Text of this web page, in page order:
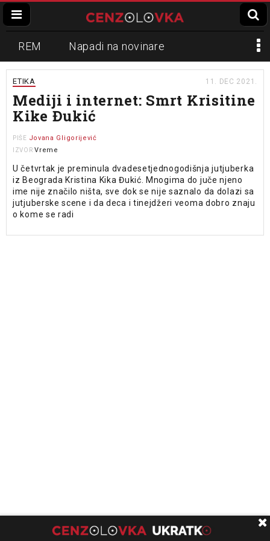
REM Napadi na novinare
Zvučni top
Propaganda Lokalni mediji
Informer Slavko Ćuruvija
ETIKA 11. DEC 2021.
Mediji i internet: Smrt Krisitine
Kike Đukić
PIŠE Jovana Gligorijević
IZVOR Vreme
U četvrtak je preminula dvadesetjednogodišnja jutjuberka
iz Beograda Kristina Kika Đukić. Mnogima do juče njeno
ime nije značilo ništa, sve dok se nije saznalo da dolazi sa
jutjuberske scene i da deca i tinejdžeri veoma dobro znaju
o kome se radi